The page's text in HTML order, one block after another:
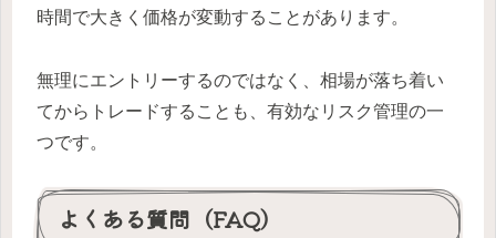
時間で大きく価格が変動することがあります。
無理にエントリーするのではなく、相場が落ち着い
てからトレードすることも、有効なリスク管理の一
つです。
よくある質問（FAQ）